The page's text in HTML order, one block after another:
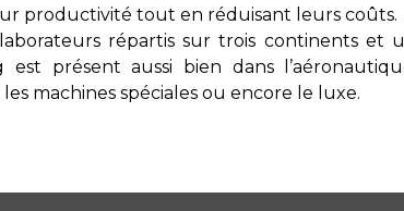
productivité tout en réduisant leurs coûts.
répartis sur trois continents et
est présent aussi bien dans
les machines spéciales ou encore le luxe.